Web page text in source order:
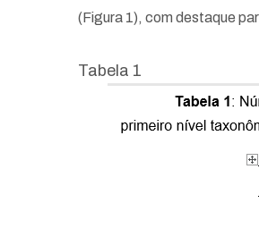
(Figura 1), com destaque
Tabela 1